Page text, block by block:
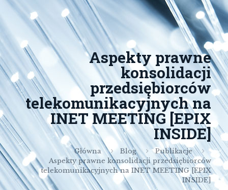
Aspekty prawne
konsolidacji
przedsiębiorców
telekomunikacyjnych na
INET MEETING [EPIX
INSIDE]
Główna Blog
Publikacje
Aspekty prawne konsolidacji przedsiębiorców
telekomunikacyjnych na INET MEETING [EPIX
INSIDE]